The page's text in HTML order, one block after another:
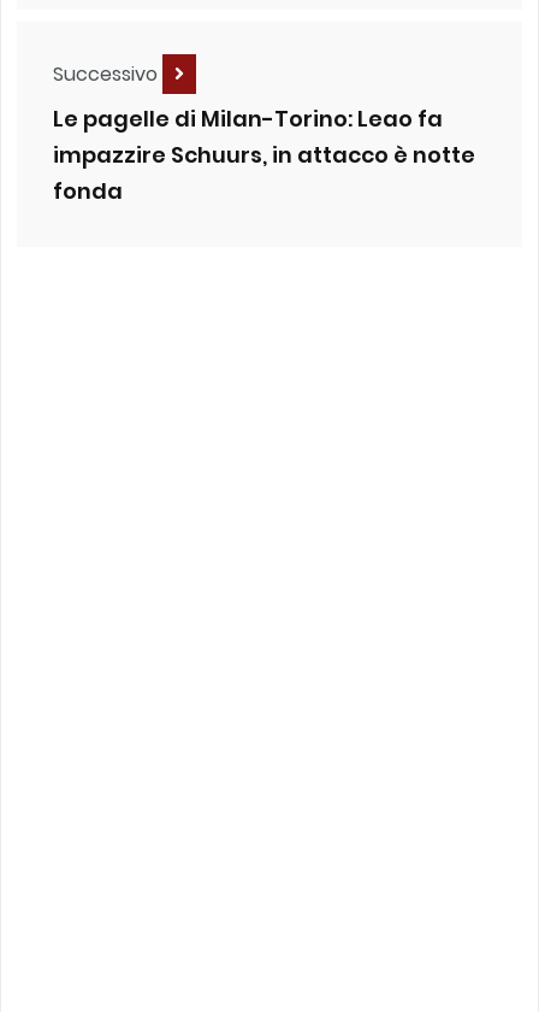
Successivo
Le pagelle di Milan-Torino: Leao fa
impazzire Schuurs, in attacco è notte
fonda